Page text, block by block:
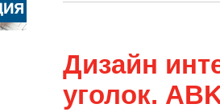
Дизайн
уголок.